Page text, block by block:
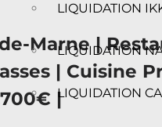
LIQUIDATION
LIQUIDATION
LIQUIDATION
Marne |
| Cuisine
|